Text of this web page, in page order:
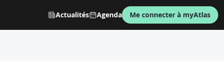
Actualités Agenda Me connecter à myAtlas